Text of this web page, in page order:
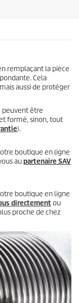
remplaçant la pièce
Cela
aussi de protéger
peuvent être
formé, sinon, tout
).
boutique en ligne
aupartenaire SAV
boutique en ligne
directementou
proche de chez